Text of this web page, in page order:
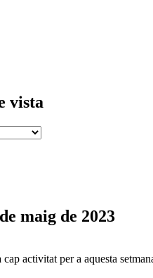
vista
maig de 2023
activitat per a aquesta